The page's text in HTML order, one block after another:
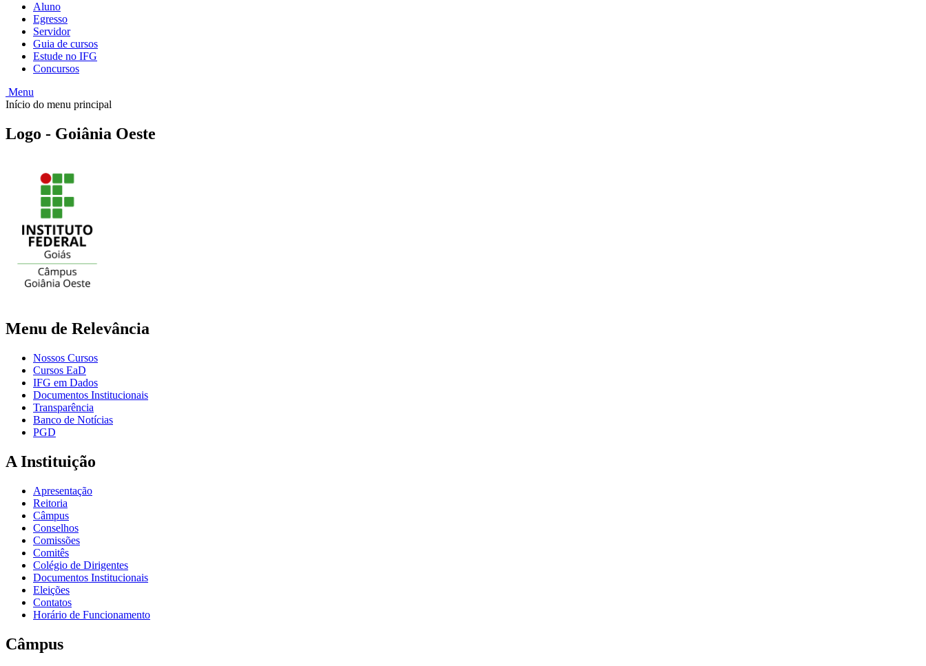
Aluno
Egresso
Servidor
Guia de cursos
Estude no IFG
Concursos
Menu
Início do menu principal
Logo - Goiânia Oeste
Menu de Relevância
Nossos Cursos
Cursos EaD
IFG em Dados
Documentos Institucionais
Transparência
Banco de Notícias
PGD
A Instituição
Apresentação
Reitoria
Câmpus
Conselhos
Comissões
Comitês
Colégio de Dirigentes
Documentos Institucionais
Eleições
Contatos
Horário de Funcionamento
Câmpus